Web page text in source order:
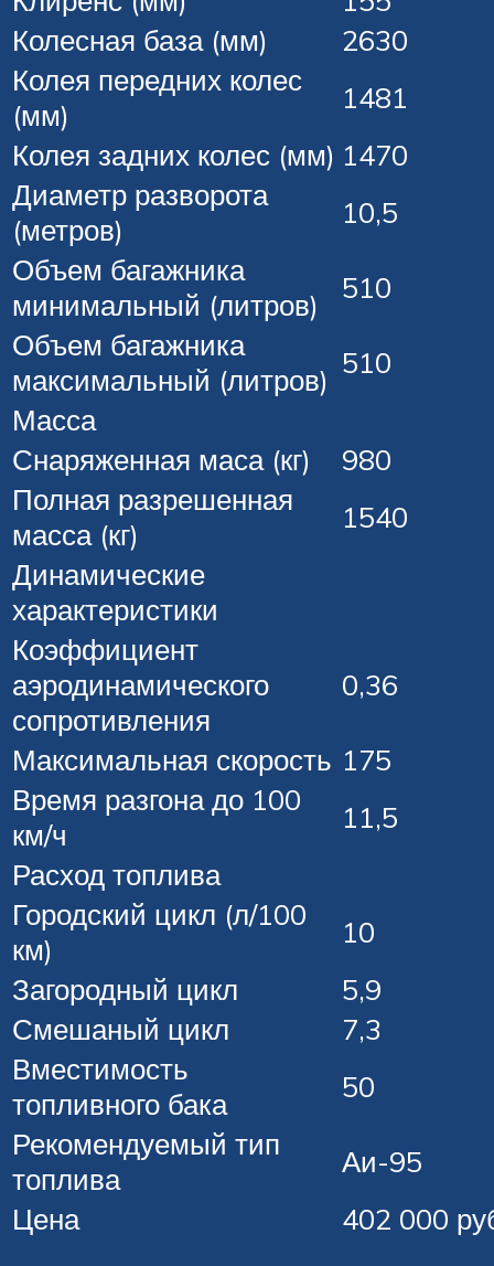
Колесная база (мм)
2630
Колея передних колес
(мм)
1481
Колея задних колес (мм) 1470
Диаметр разворота
(метров)
10,5
Объем багажника
минимальный (литров)
510
Объем багажника
максимальный (литров) 510
Масса
Снаряженная маса (кг)
980
Полная разрешенная
масса (кг)
1540
Динамические
характеристики
Коэффициент
аэродинамического
сопротивления
0,36
Максимальная скорость 175
Время разгона до 100
км/ч
11,5
Расход топлива
Городский цикл (л/100
км)
10
Загородный цикл
5,9
Смешаный цикл
7,3
Вместимость
топливного бака
50
Рекомендуемый тип
топлива
Аи-95
Цена
402 000